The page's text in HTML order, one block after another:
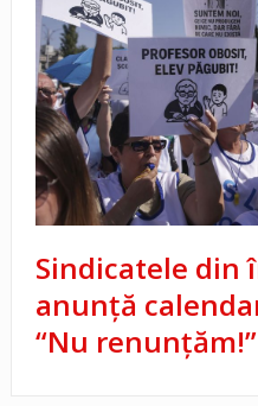
Sindicatele din
anunță
“Nu renunțăm!”